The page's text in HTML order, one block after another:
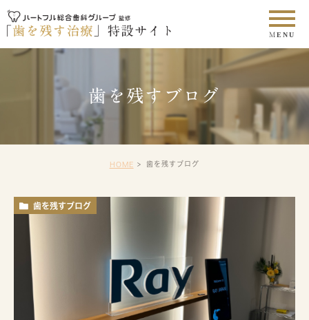
歯を残すブログ
HOME 歯を残すブログ
歯を残すブログ